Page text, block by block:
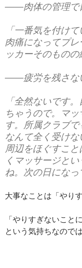
――肉体の管理で
「一番気を付け
肉痛になってプ
ッカーそのもの
――疲労を残さな
「全然ないです
ちゃうので。マ
す。所属クラブ
なんて全く受け
周辺をほぐすこ
くマッサージと
ね。次の日になっ
大事なことは「やり
「やりすぎないこと
という気持ちなので